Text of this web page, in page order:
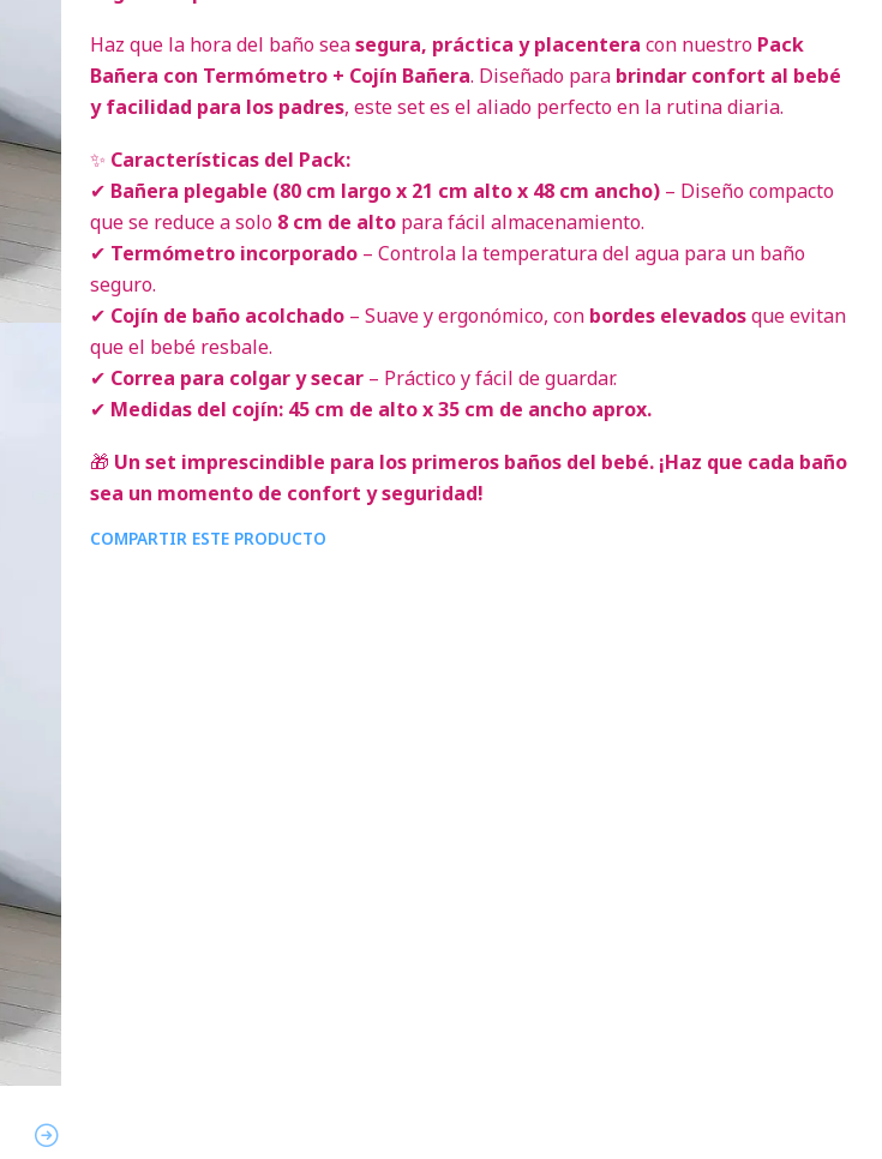
Haz que la hora del baño seasegura, práctica y placentera con nuestro Pack
Bañera con Termómetro + Cojín Bañera. Diseñado para brindar confort al bebé
y facilidad para los padres, este set es el aliado perfecto en la rutina diaria.
✨ Características del Pack:
✔ Bañera plegable (80 cm largo x 21 cm alto x 48 cm ancho) – Diseño compacto
que se reduce a solo 8 cm de alto para fácil almacenamiento.
✔ Termómetro incorporado – Controla la temperatura del agua para un baño
seguro.
✔ Cojín de baño acolchado – Suave y ergonómico, con bordes elevadosque evitan
que el bebé resbale.
✔ Correa para colgar y secar – Práctico y fácil de guardar.
✔ Medidas del cojín: 45 cm de alto x 35 cm de ancho aprox.
🎁 Un set imprescindible para los primeros baños del bebé. ¡Haz que cada baño
sea un momento de confort y seguridad!
COMPARTIR ESTE PRODUCTO